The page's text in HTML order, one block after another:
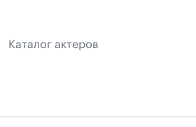
Каталог актеров